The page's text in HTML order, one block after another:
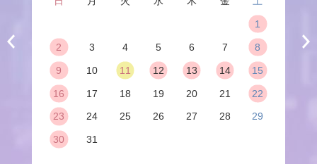
1
2 3 4 5 6 7 8
9 10 11 12 13 14 15
16 17 18 19 20 21 22
23 24 25 26 27 28 29
30 31